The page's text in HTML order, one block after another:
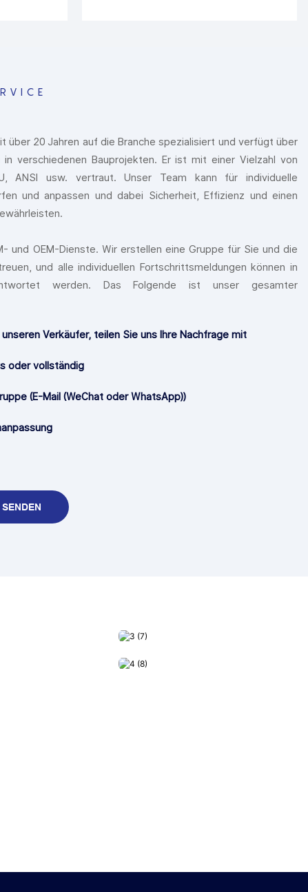
über 20 Jahren auf die Branche spezialisiert und verfügt über
in verschiedenen Bauprojekten. Er ist mit einer Vielzahl von
ANSI usw. vertraut. Unser Team kann für individuelle
und anpassen und dabei Sicherheit, Effizienz und einen
und OEM-Dienste. Wir erstellen eine Gruppe für Sie und die
und alle individuellen Fortschrittsmeldungen können in
werden. Das Folgende ist unser gesamter
Verkäufer, teilen Sie uns Ihre Nachfrage mit
oder vollständig
(E-Mail (WeChat oder WhatsApp))